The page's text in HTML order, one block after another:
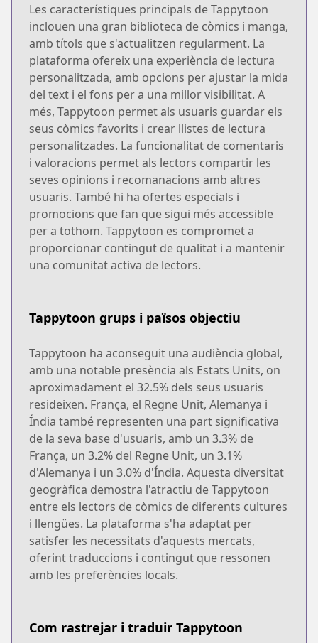
Les característiques principals de Tappytoon
inclouen una gran biblioteca de còmics i manga,
amb títols que s'actualitzen regularment. La
plataforma ofereix una experiència de lectura
personalitzada, amb opcions per ajustar la mida
del text i el fons per a una millor visibilitat. A
més, Tappytoon permet als usuaris guardar els
seus còmics favorits i crear llistes de lectura
personalitzades. La funcionalitat de comentaris
i valoracions permet als lectors compartir les
seves opinions i recomanacions amb altres
usuaris. També hi ha ofertes especials i
promocions que fan que sigui més accessible
per a tothom. Tappytoon es compromet a
proporcionar contingut de qualitat i a mantenir
una comunitat activa de lectors.
Tappytoon grups i països objectiu
Tappytoon ha aconseguit una audiència global,
amb una notable presència als Estats Units, on
aproximadament el 32.5% dels seus usuaris
resideixen. França, el Regne Unit, Alemanya i
Índia també representen una part significativa
de la seva base d'usuaris, amb un 3.3% de
França, un 3.2% del Regne Unit, un 3.1%
d'Alemanya i un 3.0% d'Índia. Aquesta diversitat
geogràfica demostra l'atractiu de Tappytoon
entre els lectors de còmics de diferents cultures
i llengües. La plataforma s'ha adaptat per
satisfer les necessitats d'aquests mercats,
oferint traduccions i contingut que ressonen
amb les preferències locals.
Com rastrejar i traduir Tappytoon